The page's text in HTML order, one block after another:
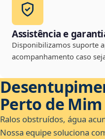
Assistência e
Disponibilizamos suporte
acompanhamento caso
Perto de Mim
Ralos obstruídos, água
Nossa equipe soluciona